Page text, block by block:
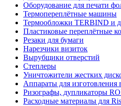
Оборудование для печати
Термопереплётные машины
Термообложки TERBIND и
Пластиковые переплётные
Резаки для бумаги
Нарезчики визиток
Вырубщики отверстий
Степлеры
Уничтожители жестких
Аппараты для
Ризографы, дупликаторы
Расходные материалы для